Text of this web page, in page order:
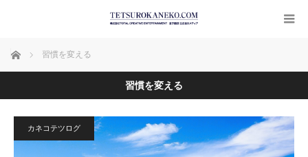
ホーム 習慣を変える
習慣を変える
カネコテツログ